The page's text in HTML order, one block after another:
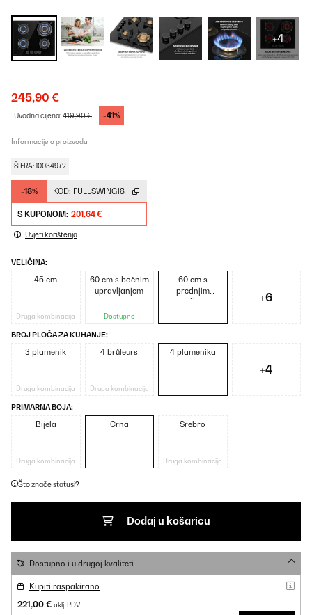
+4
245,90 €
Uvodna cijena:419,90 € -41%
Informacije o proizvodu
ŠIFRA: 10034972
-18% KOD: FULLSWING18
S KUPONOM: 201,64 €
Uvjeti korištenja
VELIČINA:
45 cm
Druga kombinacija
60 cm s bočnim
upravljanjem
Dostupno
60 cm s
prednjim
upravljanjem
+6
BROJ PLOČA ZA KUHANJE:
3 plamenik
Druga kombinacija
4 brûleurs
Druga kombinacija
4 plamenika
+4
PRIMARNA BOJA:
Bijela
Druga kombinacija
Crna Srebro
Druga kombinacija
Što znače statusi?
Dodaj u košaricu
Dostupno i u drugoj kvaliteti
Kupiti raspakirano
221,00 € uklj. PDV